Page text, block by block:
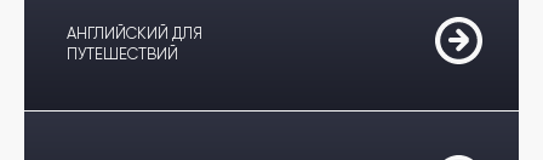
АНГЛИЙСКИЙ ДЛЯ
ПУТЕШЕСТВИЙ